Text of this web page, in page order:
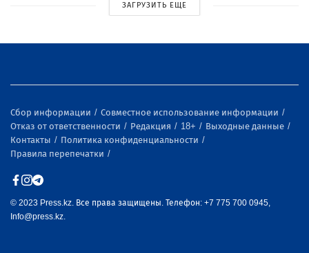
ЗАГРУЗИТЬ ЕЩЕ
Сбор информации
Совместное использование информации
Отказ от ответственности
Редакция 18+
Выходные данные
Контакты
Политика конфиденциальности
Правила перепечатки
© 2023 Press.kz. Все права защищены. Телефон: +7 775 700 0945,
Info@press.kz.